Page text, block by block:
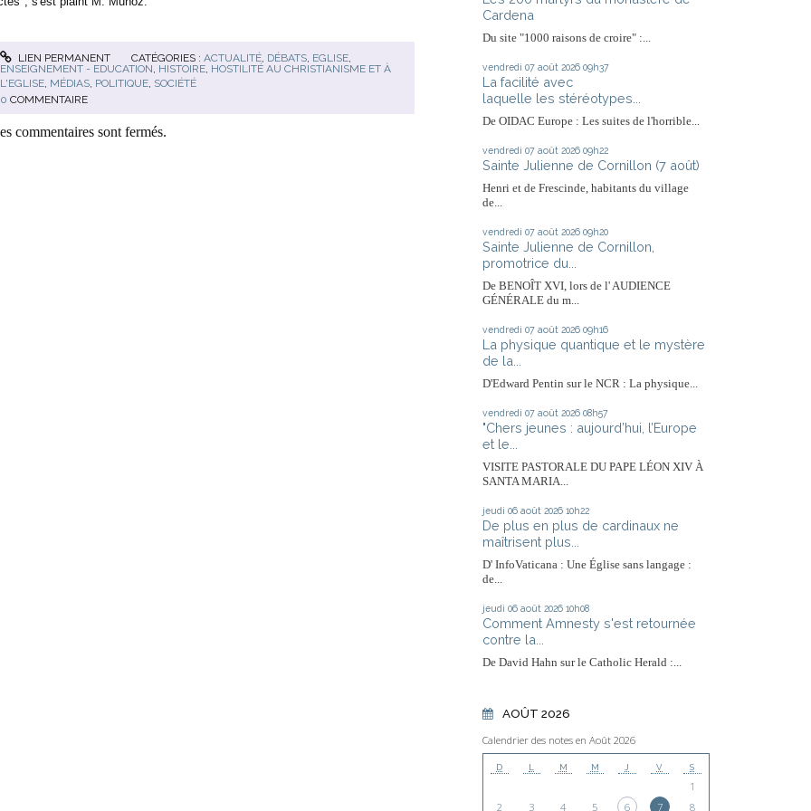
LIEN PERMANENT CATÉGORIES :ACTUALITÉ DÉBATS EGLISE
ENSEIGNEMENT - EDUCATION HISTOIRE, HOSTILITÉ AU CHRISTIANISME ET À
L'EGLISE, MÉDIAS, POLITIQUE, SOCIÉTÉ
0 COMMENTAIRE
commentaires sont fermés.
Cardena
Du site "1000 raisons de croire" :...
vendredi 07 août 2026 09h37
La facilité avec
laquelle les stéréotypes...
De OIDAC Europe : Les suites de l'horrible...
vendredi 07 août 2026 09h22
Sainte Julienne de Cornillon (7 août)
Henri et de Frescinde, habitants du village
de...
vendredi 07 août 2026 09h20
Sainte Julienne de Cornillon,
promotrice du...
De BENOÎT XVI, lors de l' AUDIENCE
GÉNÉRALE du m...
vendredi 07 août 2026 09h16
La physique quantique et le mystère
de la...
D'Edward Pentin sur le NCR : La physique...
vendredi 07 août 2026 08h57
"Chers jeunes : aujourd’hui, l’Europe
et le...
VISITE PASTORALE DU PAPE LÉON XIV À
SANTA MARIA...
jeudi 06 août 2026 10h22
De plus en plus de cardinaux ne
maîtrisent plus...
D' InfoVaticana : Une Église sans langage :
de...
jeudi 06 août 2026 10h08
Comment Amnesty s'est retournée
contre la...
De David Hahn sur le Catholic Herald :...
AOÛT 2026
Calendrier des notes en Août 2026
D L M M J V S
1
2
3 4 5 6 7 8